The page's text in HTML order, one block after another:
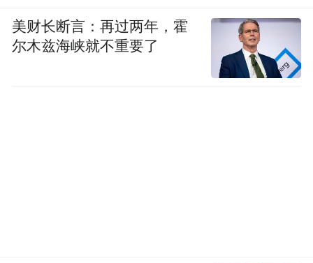
美财长断言：再过两年，霍
尔木兹海峡就不重要了